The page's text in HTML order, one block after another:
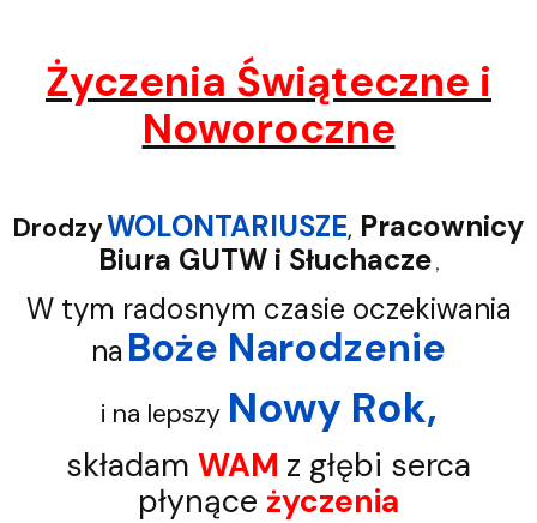
Życzenia Świąteczne i
Noworoczne
DrodzyWOLONTARIUSZE, Pracownicy
Biura GUTW i Słuchacze ,
W tym radosnym czasie oczekiwania
na Boże Narodzenie
i na lepszy Nowy Rok,
składam WAM z głębi serca
płynące życzenia